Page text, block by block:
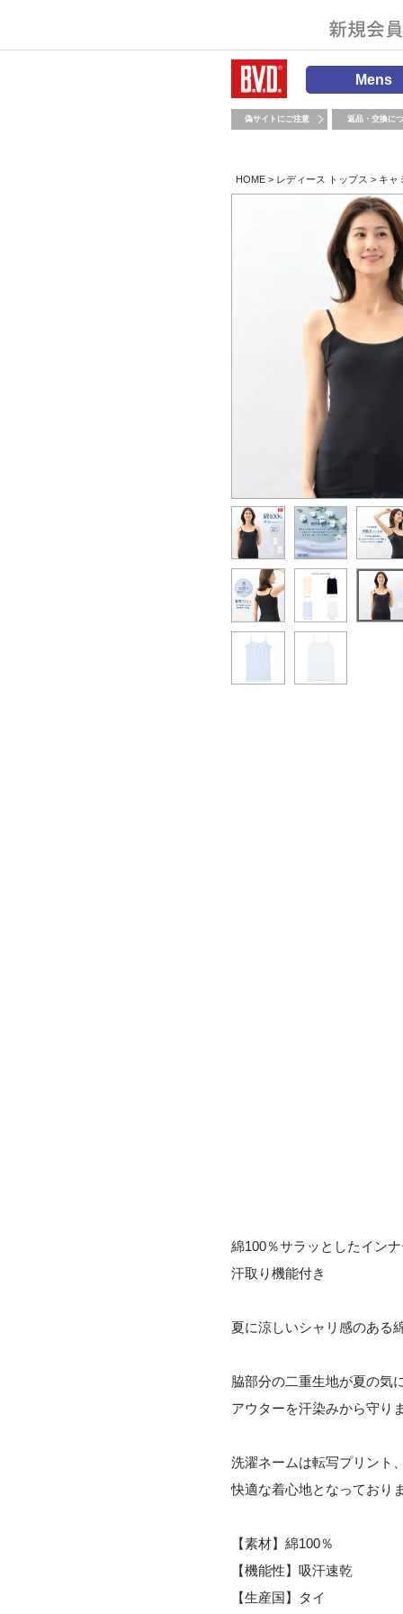
Mens
偽サイトにご注意 返品・交換に
HOME レディース トップス キャ
綿100％サラッとしたイン
汗取り機能付き
夏に涼しいシャリ感のある
脇部分の二重生地が夏の気
アウターを汗染みから守り
洗濯ネームは転写プリント
快適な着心地となっており
【素材】綿100％
【機能性】吸汗速乾
【生産国】タイ